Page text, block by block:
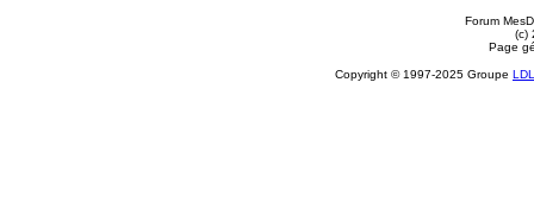
Forum
(c)
Page
Copyright © 1997-2025 Groupe